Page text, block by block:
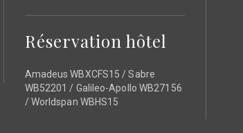
Réservation hôtel
Amadeus WBXCFS15 / Sabre
WB52201 / Galileo-Apollo WB27156
/ Worldspan WBHS15